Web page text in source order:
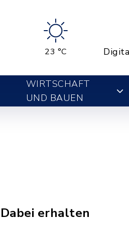
23 °C
WIRTSCHAFT
UND BAUEN
erhalten